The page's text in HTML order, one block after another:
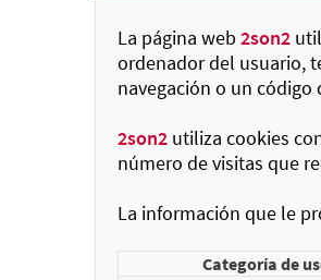
La página web2son2
ordenador del usuario,
navegación o un
2son2 utiliza cookies
número de visitas que
La información que le
Categoría de